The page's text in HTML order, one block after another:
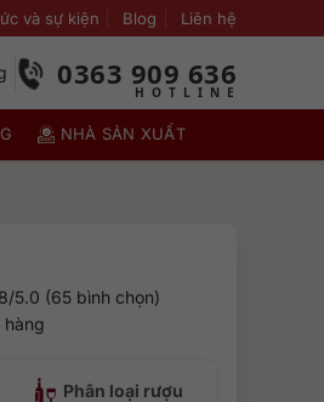
và sự kiện Blog Liên hệ
0363 909 636
NHÀ SẢN XUẤT
5.0 (65 bình chọn)
hàng
Phân loại rượu